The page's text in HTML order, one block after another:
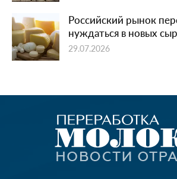
Российский рынок
нуждаться в новых
29.07.2026